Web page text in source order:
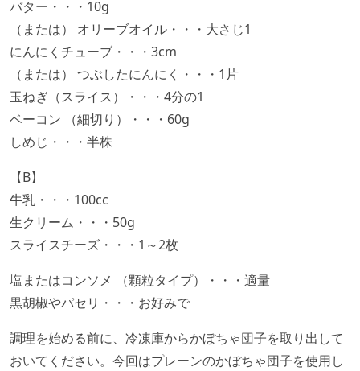
バター・・・10g
（または） オリーブオイル・・・大さじ1
にんにくチューブ・・・3cm
（または） つぶしたにんにく・・・1片
玉ねぎ（スライス）・・・4分の1
ベーコン （細切り）・・・60g
しめじ・・・半株
【B】
牛乳・・・100cc
生クリーム・・・50g
スライスチーズ・・・1～2枚
塩またはコンソメ （顆粒タイプ）・・・適量
黒胡椒やパセリ・・・お好みで
調理を始める前に、冷凍庫からかぼちゃ団子を取り出して
おいてください。今回はプレーンのかぼちゃ団子を使用し